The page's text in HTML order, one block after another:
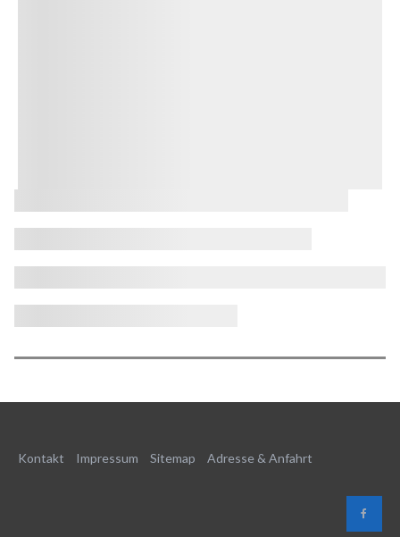
Kontakt Impressum Sitemap Adresse & Anfahrt